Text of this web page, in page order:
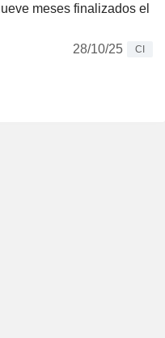
meses finalizados el
28/10/25
CI